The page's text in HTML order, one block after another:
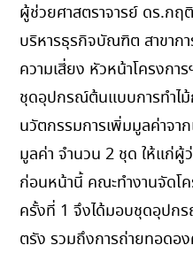
ผู้ช่วยศาสตราจารย์ ดร.ก
บริหารธุรกิจบัณฑิต สาขาก
ความเสี่ยง หัวหน้าโครงกา
ชุดอุปกรณ์ต้นแบบการทำไ
นวัตกรรมการเพิ่มมูลค่าจ
มูลค่า จำนวน 2 ชุด ให้แก่ผู้
ก่อนหน้านี้ คณะทำงานจัดโ
ครั้งที่ 1 จึงได้มอบชุดอุปก
ตรัง รวมถึงการถ่ายทอดอ